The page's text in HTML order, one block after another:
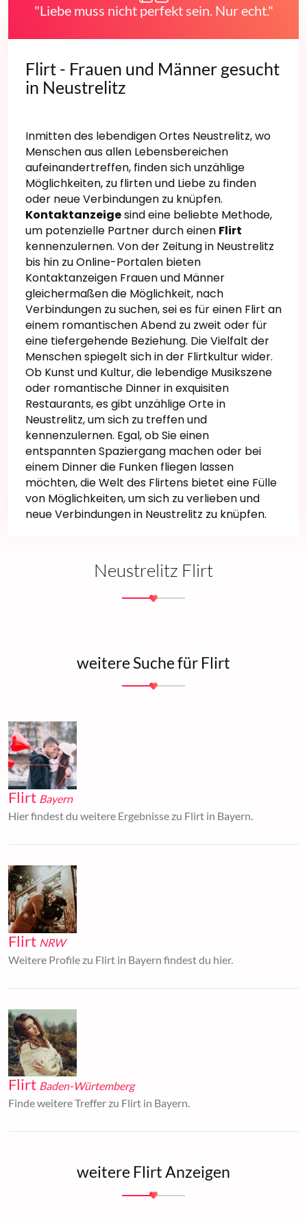
"Liebe muss nicht perfekt sein. Nur echt."
Flirt - Frauen und Männer gesucht
in Neustrelitz
Inmitten des lebendigen Ortes Neustrelitz, wo
Menschen aus allen Lebensbereichen
aufeinandertreffen, finden sich unzählige
Möglichkeiten, zu flirten und Liebe zu finden
oder neue Verbindungen zu knüpfen.
Kontaktanzeigesind eine beliebte Methode,
um potenzielle Partner durch einen Flirt
kennenzulernen. Von der Zeitung in Neustrelitz
bis hin zu Online-Portalen bieten
Kontaktanzeigen Frauen und Männer
gleichermaßen die Möglichkeit, nach
Verbindungen zu suchen, sei es für einen Flirt an
einem romantischen Abend zu zweit oder für
eine tiefergehende Beziehung. Die Vielfalt der
Menschen spiegelt sich in der Flirtkultur wider.
Ob Kunst und Kultur, die lebendige Musikszene
oder romantische Dinner in exquisiten
Restaurants, es gibt unzählige Orte in
Neustrelitz, um sich zu treffen und
kennenzulernen. Egal, ob Sie einen
entspannten Spaziergang machen oder bei
einem Dinner die Funken fliegen lassen
möchten, die Welt des Flirtens bietet eine Fülle
von Möglichkeiten, um sich zu verlieben und
neue Verbindungen in Neustrelitz zu knüpfen.
Neustrelitz Flirt
weitere Suche für Flirt
Flirt Bayern
Hier findest du weitere Ergebnisse zu Flirt in Bayern.
Flirt NRW
Weitere Profile zu Flirt in Bayern findest du hier.
Flirt Baden-Würtemberg
Finde weitere Treffer zu Flirt in Bayern.
weitere Flirt Anzeigen